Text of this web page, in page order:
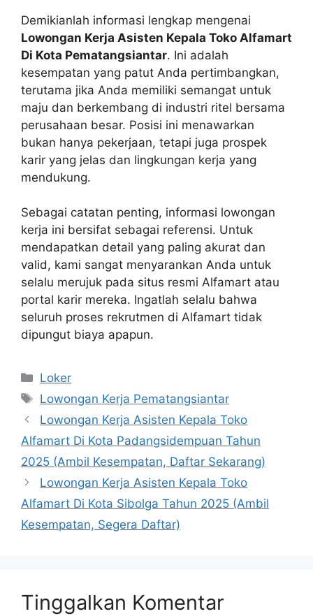
Demikianlah informasi lengkap mengenai
Lowongan Kerja Asisten Kepala Toko Alfamart
Di Kota Pematangsiantar. Ini adalah
kesempatan yang patut Anda pertimbangkan,
terutama jika Anda memiliki semangat untuk
maju dan berkembang di industri ritel bersama
perusahaan besar. Posisi ini menawarkan
bukan hanya pekerjaan, tetapi juga prospek
karir yang jelas dan lingkungan kerja yang
mendukung.
Sebagai catatan penting, informasi lowongan
kerja ini bersifat sebagai referensi. Untuk
mendapatkan detail yang paling akurat dan
valid, kami sangat menyarankan Anda untuk
selalu merujuk pada situs resmi Alfamart atau
portal karir mereka. Ingatlah selalu bahwa
seluruh proses rekrutmen di Alfamart tidak
dipungut biaya apapun.
Kategori
Loker
Tag
Lowongan Kerja Pematangsiantar
Lowongan Kerja Asisten Kepala Toko
Alfamart Di Kota Padangsidempuan Tahun
2025 (Ambil Kesempatan, Daftar Sekarang)
Lowongan Kerja Asisten Kepala Toko
Alfamart Di Kota Sibolga Tahun 2025 (Ambil
Kesempatan, Segera Daftar)
Tinggalkan Komentar